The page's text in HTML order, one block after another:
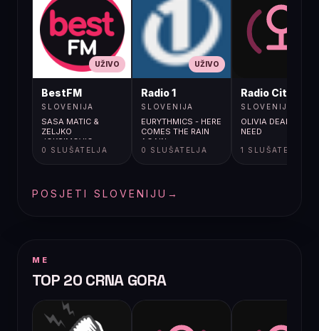
UŽIVO
BestFM
SLOVENIJA
SASA MATIC &
ZELJKO
JOKSIMOVIC -
NISTAVILO
0 SLUŠATELJA
UŽIVO
Radio 1
SLOVENIJA
EURYTHMICS - HERE
COMES THE RAIN
AGAIN
0 SLUŠATELJA
Radio City
SLOVENIJA
OLIVIA DEAN / MAN
NEED
1 SLUŠATELJA
POSJETI SLOVENIJU →
ME
TOP 20 CRNA GORA